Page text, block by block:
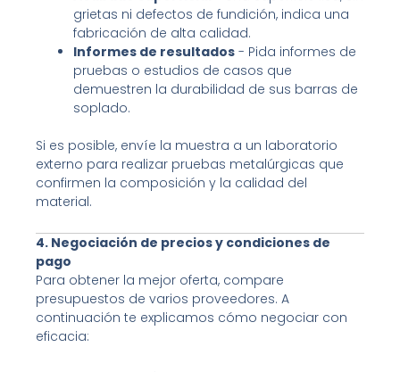
grietas ni defectos de fundición, indica una
fabricación de alta calidad.
Informes de resultados- Pida informes de
pruebas o estudios de casos que
demuestren la durabilidad de sus barras de
soplado.
Si es posible, envíe la muestra a un laboratorio
externo para realizar pruebas metalúrgicas que
confirmen la composición y la calidad del
material.
4. Negociación de precios y condiciones de
pago
Para obtener la mejor oferta, compare
presupuestos de varios proveedores. A
continuación te explicamos cómo negociar con
eficacia: